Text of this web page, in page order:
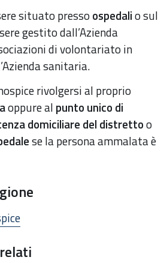
situato pressoospedalio sul
gestito dall’Azienda
di volontariato in
sanitaria.
rivolgersi al proprio
oppure al punto unico di
domiciliare del distrettoo
se la persona ammalata è